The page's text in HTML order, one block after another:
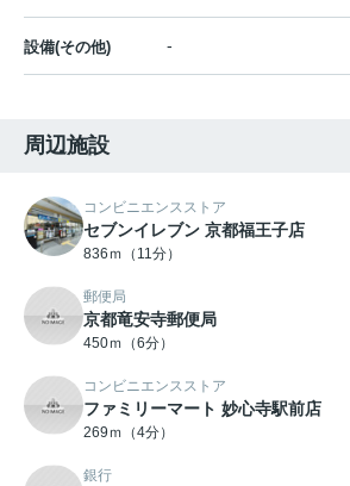
設備(その他) -
周辺施設
コンビニエンスストア
セブンイレブン 京都福王子店
836ｍ（11分）
郵便局
京都竜安寺郵便局
450ｍ（6分）
コンビニエンスストア
ファミリーマート 妙心寺駅前店
269ｍ（4分）
銀行